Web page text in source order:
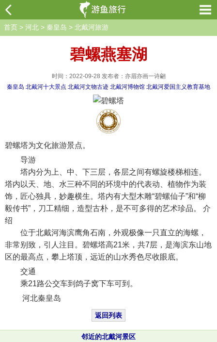
首页 > 河北 > 秦皇岛 > 北戴河旅游
碧螺燕塞湖
时间：2022-09-28 发布者：亦眉亦画一诗翩
秦皇岛 北戴河十大景点 北戴河文物古迹 北戴河博物馆 北戴河爱国主义教育基地
碧螺塔为文化旅游景点。
导游
塔内分为上、中、下三层，各层之间有螺旋楼梯相连。
塔内以天、地、水三种不同的环境中的代表动、植物作为装
饰，匠心独具，妙趣横生。塔内有大型木雕“碧螺仙子”和“柳
毅传书”，刀工精细，造型古朴，是不可多得的艺术珍品。 介
绍
位于北戴河海滨鹰角石南，外观极像一只直立的海螺，
非常别致，引人注目。碧螺塔高21米，共7层，是海滨东山地
区的最高点，攀上塔顶，远近的山水秀色尽收眼底。
交通
乘21路公交车到鸽子窝下车可到。
河北秦皇岛
返回列表
邻近的北戴河景区